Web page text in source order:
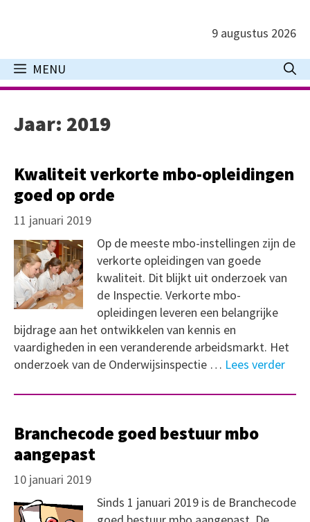
inhoud
9 augustus 2026
MENU
Jaar: 2019
Kwaliteit verkorte mbo-opleidingen
goed op orde
11 januari 2019
Op de meeste mbo-instellingen zijn de
verkorte opleidingen van goede
kwaliteit. Dit blijkt uit onderzoek van
de Inspectie. Verkorte mbo-
opleidingen leveren een belangrijke
bijdrage aan het ontwikkelen van kennis en
vaardigheden in een veranderende arbeidsmarkt. Het
onderzoek van de Onderwijsinspectie … Lees verder
Branchecode goed bestuur mbo
aangepast
10 januari 2019
Sinds 1 januari 2019 is de Branchecode